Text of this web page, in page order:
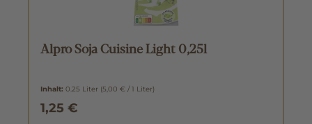
Alpro Soja Cuisine Light 0,25l
Inhalt: 0.25 Liter (5,00 € / 1 Liter)
1,25 €